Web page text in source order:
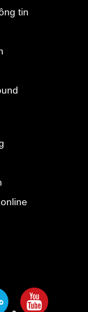
trong đó có
là các sản phẩm
thiệu thêm dòng
Sub CXS XLF,
2008, Nexo đã
hoạt động và sản
tin